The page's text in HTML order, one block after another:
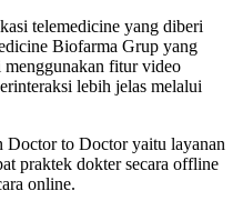
telemedicine yang diberi
Biofarma Grup yang
fitur video
lebih jelas melalui
Doctor to Doctor yaitu layanan
praktek dokter secara offline
online.